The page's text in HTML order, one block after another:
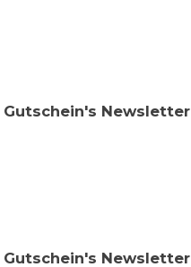
Gutschein's Newsletter
Gutschein's Newsletter